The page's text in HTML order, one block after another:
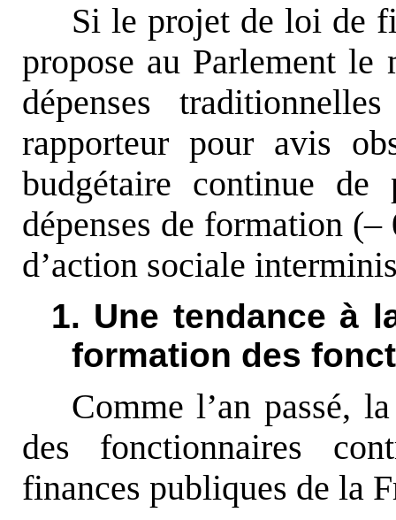
Si le projet de loi de
propose au Parlement
dépenses
rapporteur pour avis
budgétaire continue de
dépenses de formation
d’action sociale
1. Une tendance à
formation des
Comme l’an passé,
des fonctionnaires
finances publiques de la